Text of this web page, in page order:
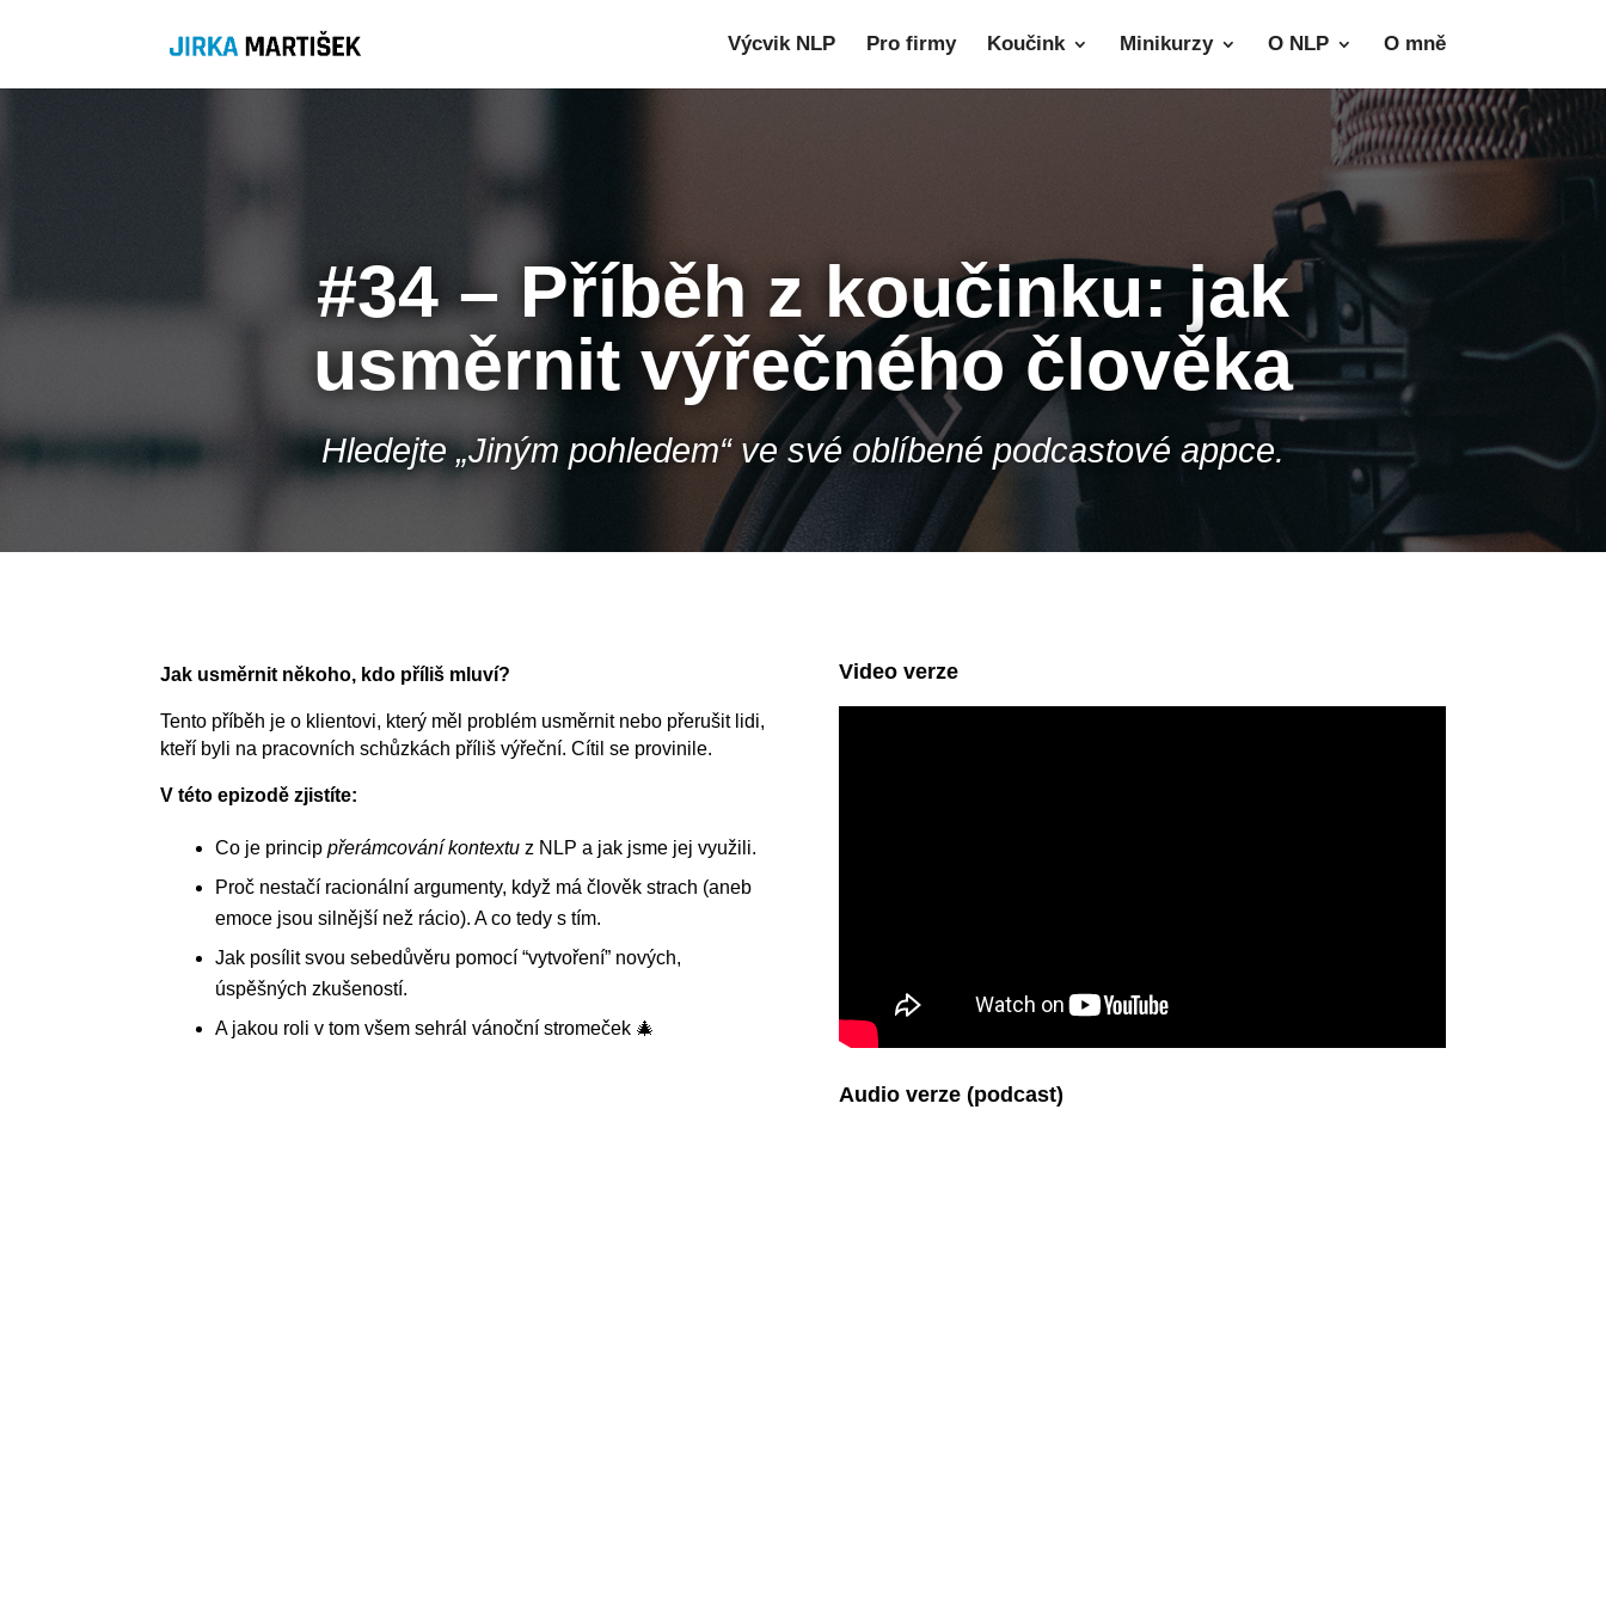
Výcvik NLP Pro firmy Koučink Minikurzy O NLP O mně
#34 – Příběh z koučinku:jak
usměrnit výřečného člověka
Hledejte „Jiným pohledem“ ve své oblíbené podcastové appce.
Jak usměrnit někoho, kdo příliš mluví?
Tento příběh je o klientovi, který měl problém usměrnit nebo přerušit lidi,
kteří byli na pracovních schůzkách příliš výřeční. Cítil se provinile.
V této epizodě zjistíte:
Co je princippřerámcování kontextu z NLP a jak jsme jej využili.
Proč nestačí racionální argumenty, když má člověk strach (aneb
emoce jsou silnější než rácio). A co tedy s tím.
Jak posílit svou sebedůvěru pomocí “vytvoření” nových,
úspěšných zkušeností.
A jakou roli v tom všem sehrál vánoční stromeček 🎄
Video verze
Audio verze (podcast)